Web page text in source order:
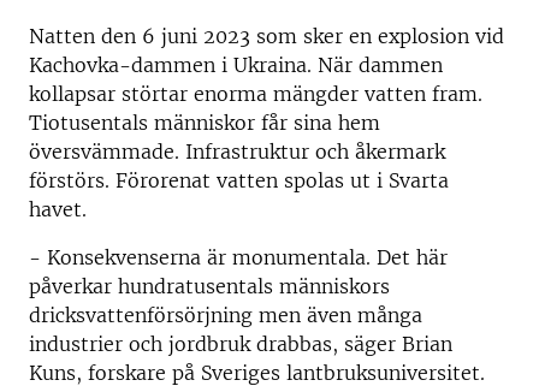
Natten den 6 juni 2023 som sker en explosion vid
Kachovka-dammen i Ukraina. När dammen
kollapsar störtar enorma mängder vatten fram.
Tiotusentals människor får sina hem
översvämmade. Infrastruktur och åkermark
förstörs. Förorenat vatten spolas ut i Svarta
havet.
- Konsekvenserna är monumentala. Det här
påverkar hundratusentals människors
dricksvattenförsörjning men även många
industrier och jordbruk drabbas, säger Brian
Kuns, forskare på Sveriges lantbruksuniversitet.